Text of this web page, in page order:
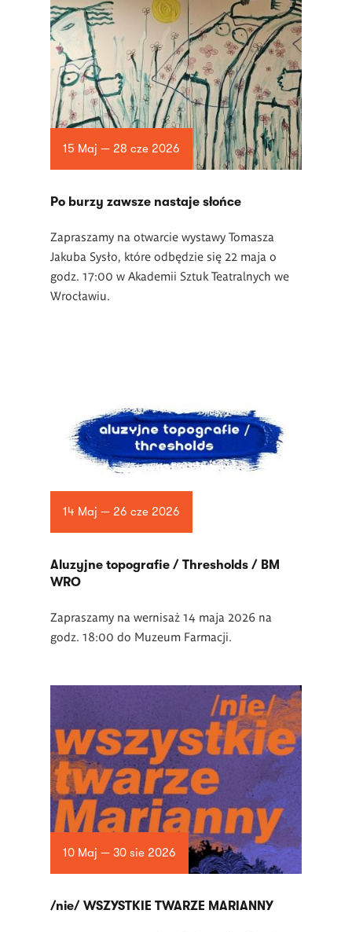
15 Maj — 28 cze 2026
Po burzy zawsze nastaje słońce
Zapraszamy na otwarcie wystawy Tomasza
Jakuba Sysło, które odbędzie się 22 maja o
godz. 17:00 w Akademii Sztuk Teatralnych we
Wrocławiu.
14 Maj — 26 cze 2026
Aluzyjne topografie / Thresholds / BM
WRO
Zapraszamy na wernisaż 14 maja 2026 na
godz. 18:00 do Muzeum Farmacji.
10 Maj — 30 sie 2026
/nie/ WSZYSTKIE TWARZE MARIANNY